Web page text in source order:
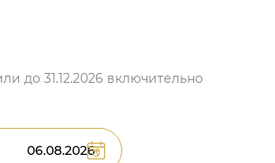
до 31.12.2026 включительно